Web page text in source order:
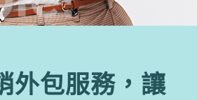
外包服務，讓